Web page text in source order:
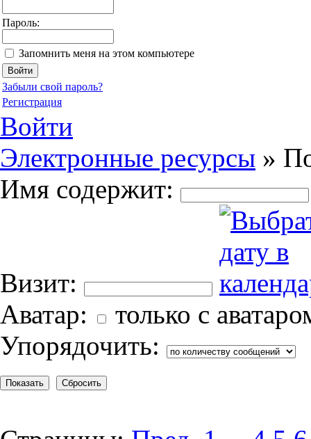
Пароль:
Запомнить меня на этом компьютере
Забыли свой пароль?
Регистрация
Войти
Электронные ресурсы »
Имя содержит:
Визит:
Аватар:
только с
Упорядочить: